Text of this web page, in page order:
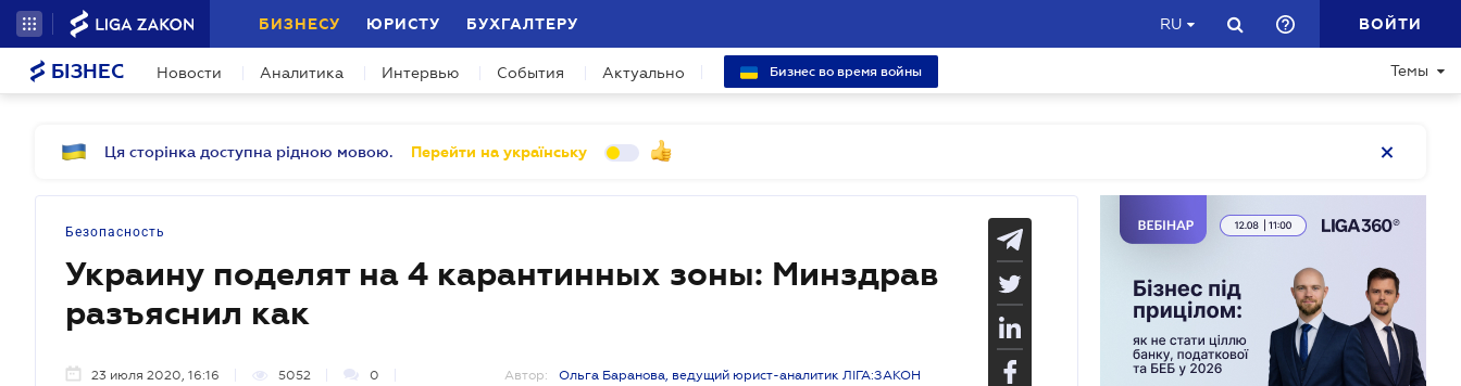
БИЗНЕСУ ЮРИСТУ БУХГАЛТЕРУ RU ВОЙТИ
БІЗНЕС Новости Аналитика Интервью События Актуально Бизнес во время войны Темы
Ця сторінка доступна рідною мовою. Перейти на українську
Безопасность
Украину поделят на 4 карантинных зоны: Минздрав
разъяснил как
23 июля 2020, 16:16 5052 0 Автор:
Ольга Баранова, ведущий юрист-аналитик ЛІГА:ЗАКОН